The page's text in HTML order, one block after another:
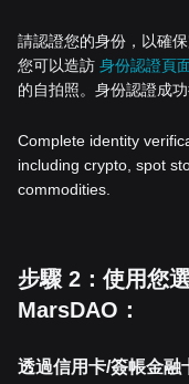
請認證您的身份，以確
您可以造訪 身份認證頁
的自拍照。身份認證成
Complete identity
including crypto, spot
commodities.
步驟 2：使用您
MarsDAO：
透過信用卡/簽帳金融